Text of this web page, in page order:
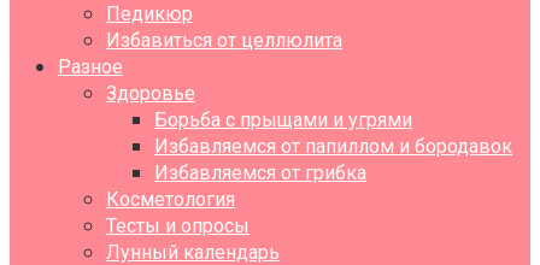
Педикюр
Избавиться от целлюлита
Разное
Здоровье
Борьба с прыщами и угрями
Избавляемся от папиллом и бородавок
Избавляемся от грибка
Косметология
Тесты и опросы
Лунный календарь